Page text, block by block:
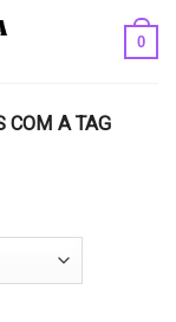
0
COM A TAG